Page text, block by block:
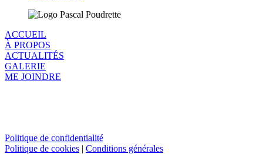
ACCUEIL
À PROPOS
ACTUALITÉS
GALERIE
ME JOINDRE
Politique de confidentialité
Politique de cookies | Conditions générales